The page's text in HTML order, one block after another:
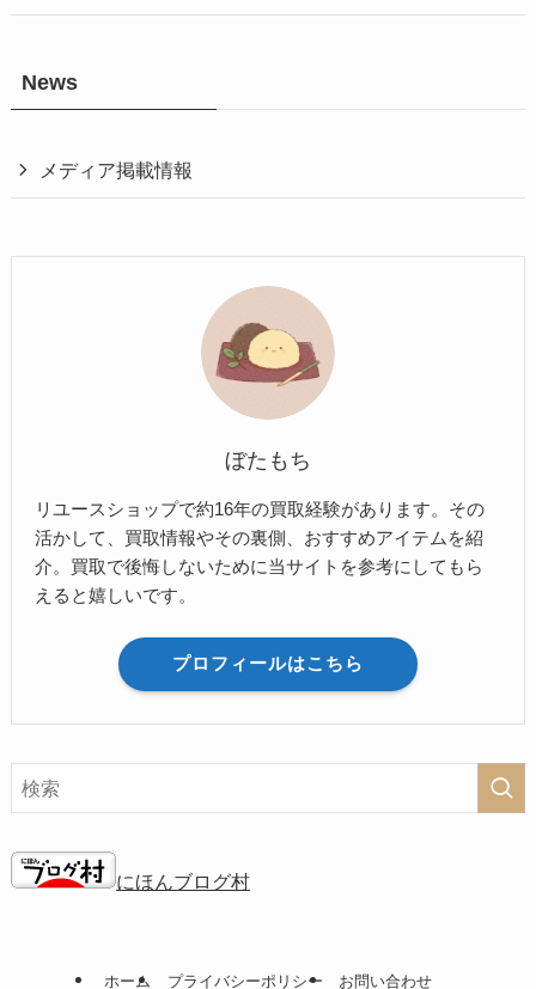
News
メディア掲載情報
ぼたもち
リユースショップで約16年の買取経験があります。その
活かして、買取情報やその裏側、おすすめアイテムを紹
介。買取で後悔しないために当サイトを参考にしてもら
えると嬉しいです。
プロフィールはこちら
にほんブログ村
ホーム プライバシーポリシー お問い合わせ